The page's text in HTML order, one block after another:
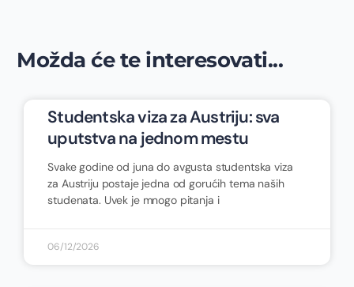
Možda će te interesovati...
Studentska viza za Austriju: sva
uputstva na jednom mestu
Svake godine od juna do avgusta studentska viza
za Austriju postaje jedna od gorućih tema naših
studenata. Uvek je mnogo pitanja i
06/12/2026